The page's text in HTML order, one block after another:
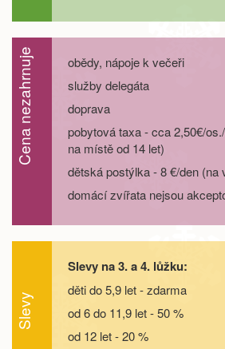
29.08. - 01.09.26 4 dny 5 600
29.08. - 02.09.26 5 dní 7 400 Kč
29.08. - 03.09.26
29.08. - 05.09.26 8 dní 13 000
05.09. - 10.09.26 6 dní 9 300 Kč
05.09. - 12.09.26 8 dní
Cena nezahrnuje
obědy, nápoje k večeři
služby delegáta
doprava
pobytová taxa - cca 2,50€/
na místě od 14 let)
dětská postýlka - 8 €/den (na
domácí zvířata nejsou
Slevy
Slevy na 3. a 4. lůžku:
děti do 5,9 let - zdarma
od 6 do 11,9 let - 50 %
od 12 let - 20 %